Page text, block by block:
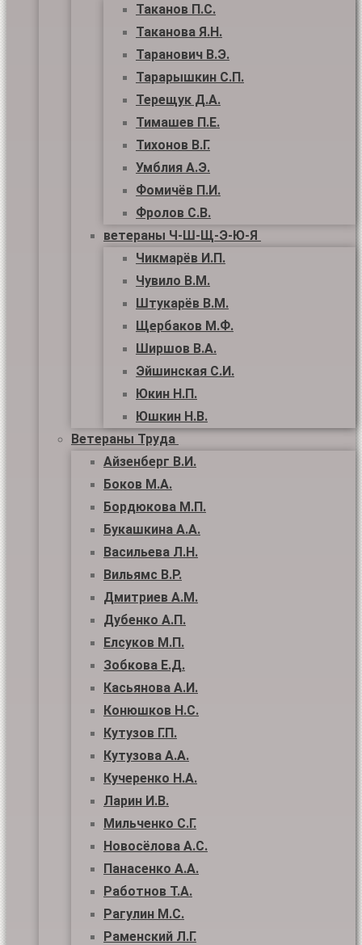
Таканов П.С.
Таканова Я.Н.
Таранович В.Э.
Тарарышкин С.П.
Терещук Д.А.
Тимашев П.Е.
Тихонов В.Г.
Умблия А.Э.
Фомичёв П.И.
Фролов С.В.
ветераны Ч-Ш-Щ-Э-Ю-Я
Чикмарёв И.П.
Чувило В.М.
Штукарёв В.М.
Щербаков М.Ф.
Ширшов В.А.
Эйшинская С.И.
Юкин Н.П.
Юшкин Н.В.
Ветераны Труда
Айзенберг В.И.
Боков М.А.
Бордюкова М.П.
Букашкина А.А.
Васильева Л.Н.
Вильямс В.Р.
Дмитриев А.М.
Дубенко А.П.
Елсуков М.П.
Зобкова Е.Д.
Касьянова А.И.
Конюшков Н.С.
Кутузов Г.П.
Кутузова А.А.
Кучеренко Н.А.
Ларин И.В.
Мильченко С.Г.
Новосёлова А.С.
Панасенко А.А.
Работнов Т.А.
Рагулин М.С.
Раменский Л.Г.